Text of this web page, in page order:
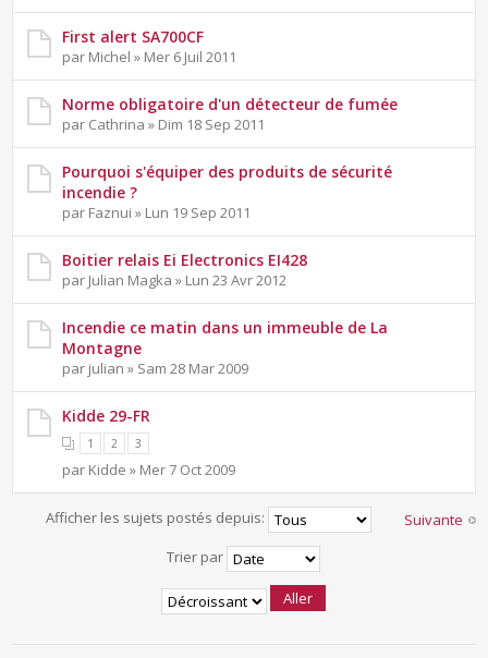
First alert SA700CF
par Michel » Mer 6 Juil 2011
Norme obligatoire d'un détecteur de fumée
par Cathrina » Dim 18 Sep 2011
Pourquoi s'équiper des produits de sécurité
incendie ?
par Faznui » Lun 19 Sep 2011
Boitier relais Ei Electronics EI428
par Julian Magka » Lun 23 Avr 2012
Incendie ce matin dans un immeuble de La
Montagne
par julian » Sam 28 Mar 2009
Kidde 29-FR
1 2 3
par Kidde » Mer 7 Oct 2009
Suivante
Afficher les sujets postés depuis:
Trier par